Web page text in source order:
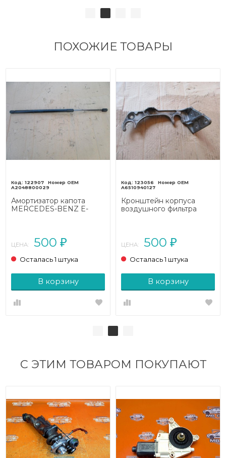
ПОХОЖИЕ ТОВАРЫ
122907
A2048800029
Амортизатор капота
MERCEDES-BENZ E-
ЦЕНА: 500 ₽
Осталась 1 штука
В корзину
123056
A6510940127
Кронштейн корпуса
воздушного фильтра
(2009 - 2013)
ЦЕНА: 500 ₽
Осталась 1 штука
В корзину
С ЭТИМ ТОВАРОМ ПОКУПАЮТ